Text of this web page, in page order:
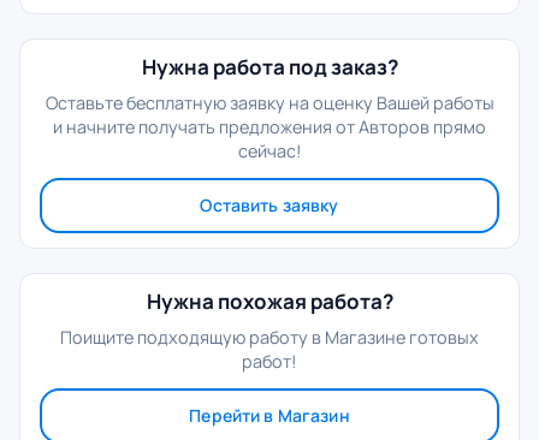
Нужна работа под заказ?
Оставьте бесплатную заявку на оценку Вашей работы
и начните получать предложения от Авторов прямо
сейчас!
Оставить заявку
Нужна похожая работа?
Поищите подходящую работу в Магазине готовых
работ!
Перейти в Магазин